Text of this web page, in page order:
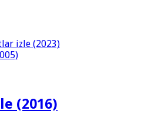
izle (2023)
(2016)